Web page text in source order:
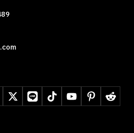
X LINE TikTokYouTubePinterestReddit